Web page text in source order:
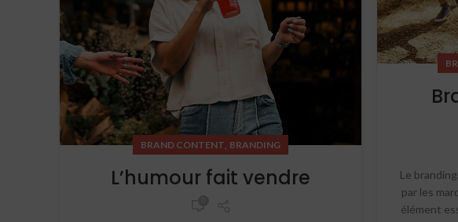
BRAND CONTENT, BRANDING
L’humour fait vendre
Le
par les
élément